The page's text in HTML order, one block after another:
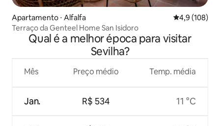
Apartamento ⋅ Alfalfa 4,9 de uma
4,9 (108)
Terraço da Genteel Home San Isidoro
Qual é a melhor época para visitar
Sevilha?
Mês
Jan.
Preço médio
R$ 534
Temp. média
11 °C